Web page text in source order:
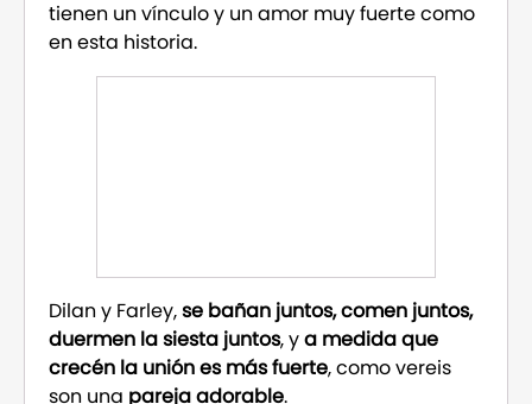
tienen un vínculo y un amor muy fuerte como
en esta historia.
Dilan y Farley,se bañan juntos, comen juntos,
duermen la siesta juntos, ya medida que
crecén la unión es más fuerte, como vereis
son una pareja adorable.